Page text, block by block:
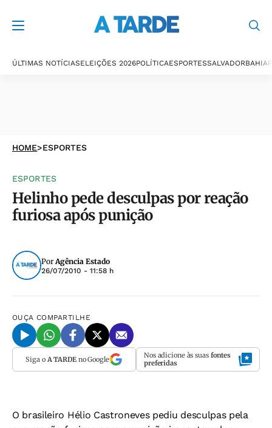
ÚLTIMAS NOTÍCIASELEIÇÕES 2026POLÍTICAESPORTESSALVADORBAHIA
HOME>ESPORTES
ESPORTES
Helinho pede desculpas por reação
furiosa após punição
PorAgência Estado
26/07/2010 - 11:58 h
OUÇA COMPARTILHE
Siga o A TARDEno Google Nos adicione às suas fontes
preferidas
O brasileiro Hélio Castroneves pediu desculpas pela